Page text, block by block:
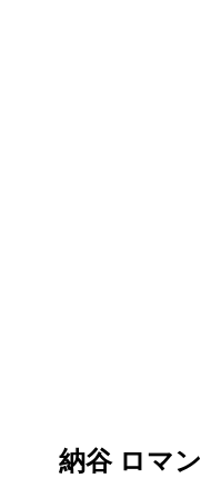
納谷 ロマン